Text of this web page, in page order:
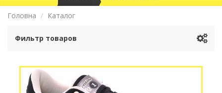
Головна Каталог
Фильтр товаров